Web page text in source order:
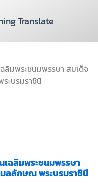
Translate
เฉลิมพระชนมพรรษา
มลลักษณ พระบรมราชินี